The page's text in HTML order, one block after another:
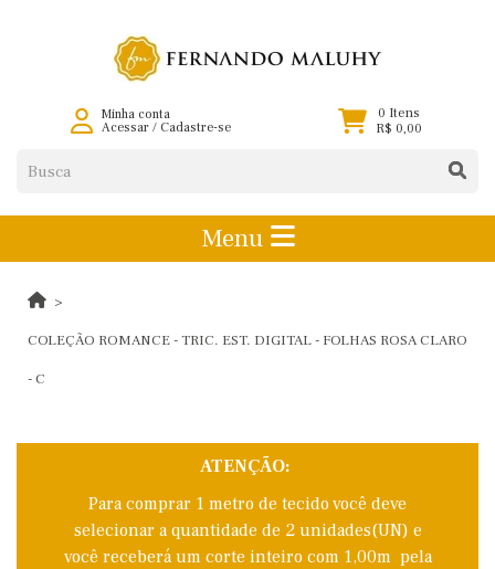
Minha conta
Acessar/ Cadastre-se
0 Itens
R$ 0,00
Menu
COLEÇÃO ROMANCE - TRIC. EST. DIGITAL - FOLHAS ROSA CLARO
- C
ATENÇÃO:
Para comprar 1 metro de tecido você deve
selecionar a quantidade de 2 unidades(UN) e
você receberá um corte inteiro com 1,00m pela